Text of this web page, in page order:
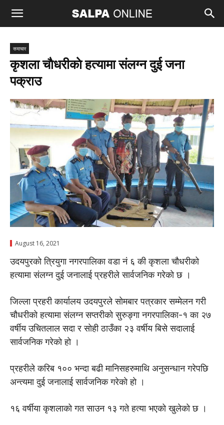
समाचार
कृशला चाैधरीकाे हत्यामा संलग्न दुई जना
पक्राउ
August 16, 2021
उदयपुरकाे त्रियुगा नगरपालिका वडा नं ६ की कृशला चौधरीको
हत्यामा संलग्न दुई जनालाई प्रहरीले सार्वजनिक गरेकाे छ ।
जिल्ला प्रहरी कार्यालय उदयपुरले साेमबार पत्रकार सम्मेलन गरी
चौधरीको हत्यामा संलग्न सप्तरीको सुरुङ्गा नगरपालिका-१ का २७
वर्षीय उचितलाल सदा र साेही ठाउँका २३ वर्षीय बिसे सदालाई
सार्वजनिक गरेकाे हाे ।
प्रहरीले करिब १०० भन्दा बढी मानिसहरुमाथि अनुसन्धान गरेपछि
अन्त्यमा दुई जनालाई सार्वजनिक गरेकाे हाे ।
१६ वर्षीया कृशलाको गत साउन १३ गते हत्या भएको खुलेकाे छ ।